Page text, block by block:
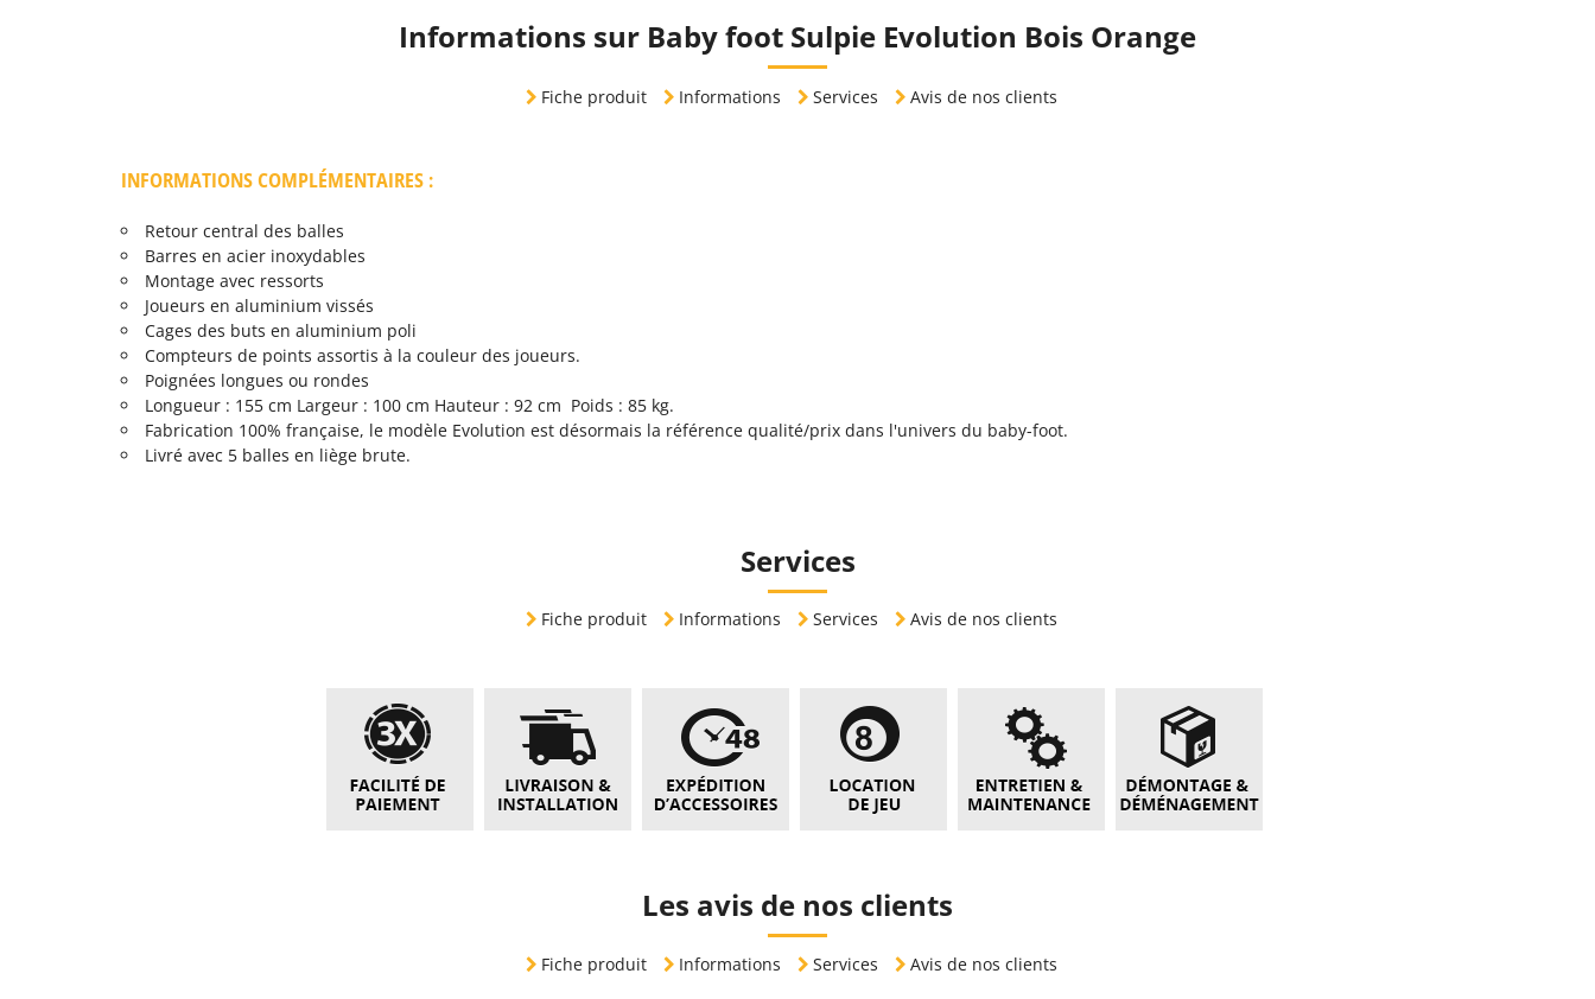
Informations sur Baby foot Sulpie Evolution Bois Orange
Fiche produit Informations Services Avis de nos clients
INFORMATIONS COMPLÉMENTAIRES :
Retour central des balles
Barres en acier inoxydables
Montage avec ressorts
Joueurs en aluminium vissés
Cages des buts en aluminium poli
Compteurs de points assortis à la couleur des joueurs.
Poignées longues ou rondes
Longueur : 155 cm Largeur : 100 cm Hauteur : 92 cm Poids : 85 kg.
Fabrication 100% française, le modèle Evolution est désormais la référence qualité/prix dans l'univers du baby-foot.
Livré avec 5 balles en liège brute.
Services
Fiche produit Informations Services Avis de nos clients
Les avis de nos clients
Fiche produit Informations Services Avis de nos clients